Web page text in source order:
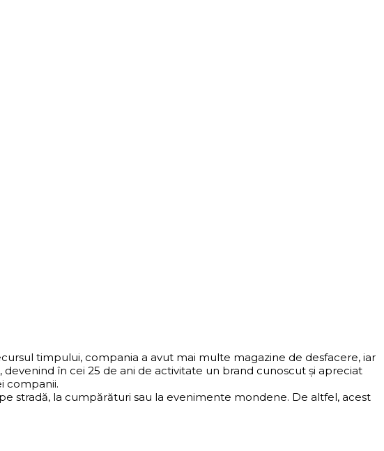
timpului, compania a avut mai multe magazine de desfacere, iar
în cei 25 de ani de activitate un brand cunoscut și apreciat
companii.
stradă, la cumpărături sau la evenimente mondene. De altfel, acest